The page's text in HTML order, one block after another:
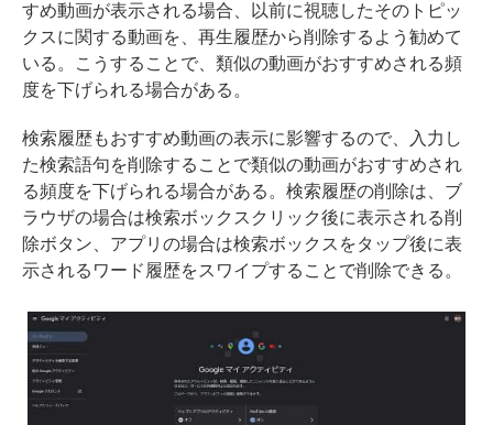
すめ動画が表示される場合、以前に視聴したそのトピッ
クスに関する動画を、再生履歴から削除するよう勧めて
いる。こうすることで、類似の動画がおすすめされる頻
度を下げられる場合がある。
検索履歴もおすすめ動画の表示に影響するので、入力し
た検索語句を削除することで類似の動画がおすすめされ
る頻度を下げられる場合がある。検索履歴の削除は、ブ
ラウザの場合は検索ボックスクリック後に表示される削
除ボタン、アプリの場合は検索ボックスをタップ後に表
示されるワード履歴をスワイプすることで削除できる。